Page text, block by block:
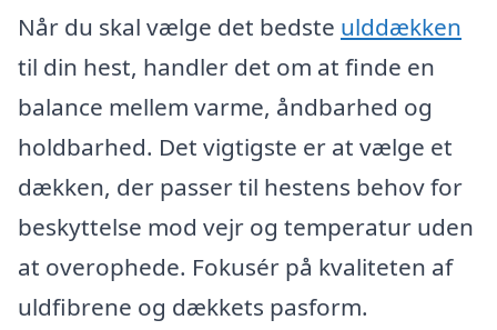
Når du skal vælge det bedste ulddækken
til din hest, handler det om at finde en
balance mellem varme, åndbarhed og
holdbarhed. Det vigtigste er at vælge et
dækken, der passer til hestens behov for
beskyttelse mod vejr og temperatur uden
at overophede. Fokusér på kvaliteten af
uldfibrene og dækkets pasform.